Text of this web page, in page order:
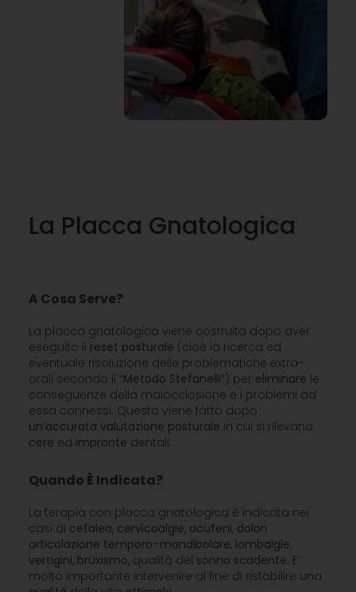
La Placca Gnatologica
A Cosa Serve?
La placca gnatologica viene costruita dopo aver
eseguito il reset posturale (cioè la ricerca ed
eventuale risoluzione delle problematiche extra-
orali secondo il “Metodo Stefanelli“) per eliminare le
conseguenze della malocclosione e i problemi ad
essa connessi. Questo viene fatto dopo
un’accurata valutazione posturale in cui si rilevano
cere ed impronte dentali.
Quando È Indicata?
La terapia con placca gnatologica è indicata nei
casi di cefalea, cervicoalgie, acufeni, dolori
articolazione temporo–mandibolare, lombalgie,
vertigini, bruxismo, qualità del sonno scadente. E’
molto importante intervenire al fine di ristabilire una